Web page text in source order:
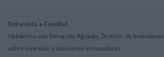
Entrevista a Fonditel
Hablamos con Fernando Aguado, Director de
sobre inversión y soluciones innovadoras